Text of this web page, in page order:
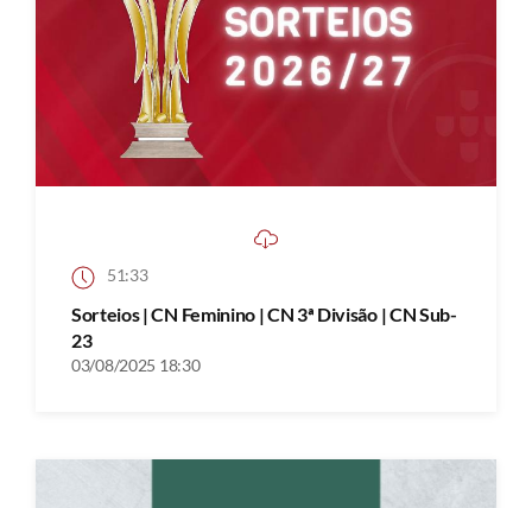
51:33
Sorteios | CN Feminino | CN 3ª Divisão | CN Sub-
23
03/08/2025 18:30